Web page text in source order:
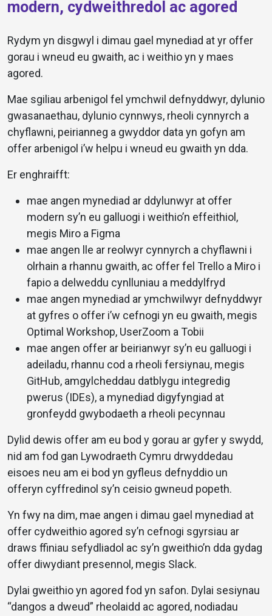
modern, cydweithredol ac agored
Rydym yn disgwyl i dimau gael mynediad at yr offer
gorau i wneud eu gwaith, ac i weithio yn y maes
agored.
Mae sgiliau arbenigol fel ymchwil defnyddwyr, dylunio
gwasanaethau, dylunio cynnwys, rheoli cynnyrch a
chyflawni, peirianneg a gwyddor data yn gofyn am
offer arbenigol i’w helpu i wneud eu gwaith yn dda.
Er enghraifft:
mae angen mynediad ar ddylunwyr at offer
modern sy’n eu galluogi i weithio’n effeithiol,
megis Miro a Figma
mae angen lle ar reolwyr cynnyrch a chyflawni i
olrhain a rhannu gwaith, ac offer fel Trello a Miro i
fapio a delweddu cynlluniau a meddylfryd
mae angen mynediad ar ymchwilwyr defnyddwyr
at gyfres o offer i’w cefnogi yn eu gwaith, megis
Optimal Workshop, UserZoom a Tobii
mae angen offer ar beirianwyr sy’n eu galluogi i
adeiladu, rhannu cod a rheoli fersiynau, megis
GitHub, amgylcheddau datblygu integredig
pwerus (IDEs), a mynediad digyfyngiad at
gronfeydd gwybodaeth a rheoli pecynnau
Dylid dewis offer am eu bod y gorau ar gyfer y swydd,
nid am fod gan Lywodraeth Cymru drwyddedau
eisoes neu am ei bod yn gyfleus defnyddio un
offeryn cyffredinol sy’n ceisio gwneud popeth.
Yn fwy na dim, mae angen i dimau gael mynediad at
offer cydweithio agored sy’n cefnogi sgyrsiau ar
draws ffiniau sefydliadol ac sy’n gweithio’n dda gydag
offer diwydiant presennol, megis Slack.
Dylai gweithio yn agored fod yn safon. Dylai sesiynau
“dangos a dweud” rheolaidd ac agored, nodiadau